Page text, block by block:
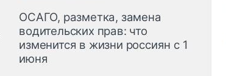
ОСАГО, разметка, замена
водительских прав: что
изменится в жизни россиян с 1
июня